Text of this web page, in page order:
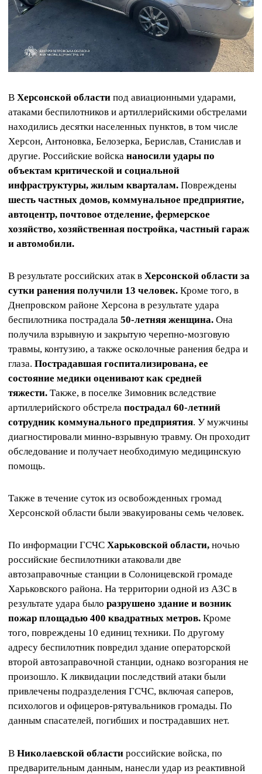
В Херсонской области под авиационными ударами,
атаками беспилотников и артиллерийскими обстрелами
находились десятки населенных пунктов, в том числе
Херсон, Антоновка, Белозерка, Берислав, Станислав и
другие. Российские войска наносили удары по
объектам критической и социальной
инфраструктуры, жилым кварталам. Повреждены
шесть частных домов, коммунальное предприятие,
автоцентр, почтовое отделение, фермерское
хозяйство, хозяйственная постройка, частный гараж
и автомобили.
В результате российских атак в Херсонской области за
сутки ранения получили 13 человек. Кроме того, в
Днепровском районе Херсона в результате удара
беспилотника пострадала 50-летняя женщина. Она
получила взрывную и закрытую черепно-мозговую
травмы, контузию, а также осколочные ранения бедра и
глаза. Пострадавшая госпитализирована, ее
состояние медики оценивают как средней
тяжести. Также, в поселке Зимовник вследствие
артиллерийского обстрела пострадал 60-летний
сотрудник коммунального предприятия. У мужчины
диагностировали минно-взрывную травму. Он проходит
обследование и получает необходимую медицинскую
помощь.
Также в течение суток из освобожденных громад
Херсонской области были эвакуированы семь человек.
По информации ГСЧС Харьковской области, ночью
российские беспилотники атаковали две
автозаправочные станции в Солоницевской громаде
Харьковского района. На территории одной из АЗС в
результате удара было разрушено здание и возник
пожар площадью 400 квадратных метров. Кроме
того, повреждены 10 единиц техники. По другому
адресу беспилотник повредил здание операторской
второй автозаправочной станции, однако возгорания не
произошло. К ликвидации последствий атаки были
привлечены подразделения ГСЧС, включая саперов,
психологов и офицеров-рятувальников громады. По
данным спасателей, погибших и пострадавших нет.
В Николаевской области российские войска, по
предварительным данным, нанесли удар из реактивной